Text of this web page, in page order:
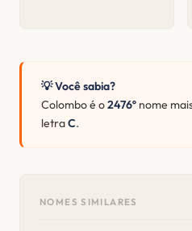
💡 Você sabia?
Colombo é o2476º nome
letraC.
NOMES SIMILARES